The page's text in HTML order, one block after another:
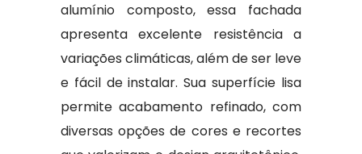
alumínio composto, essa fachada
apresenta excelente resistência a
variações climáticas, além de ser leve
e fácil de instalar. Sua superfície lisa
permite acabamento refinado, com
diversas opções de cores e recortes